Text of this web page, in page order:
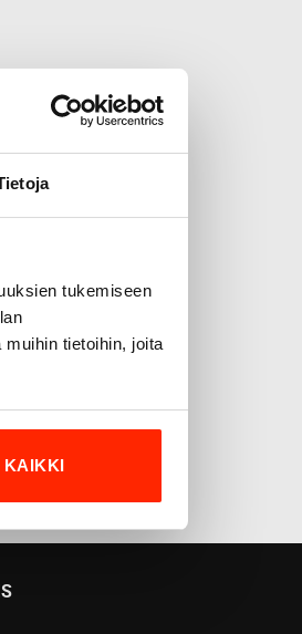
tukemiseen
tietoihin, joita
KAIKKI